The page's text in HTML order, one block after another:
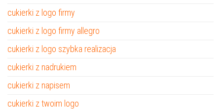
cukierki z logo firmy
cukierki z logo firmy allegro
cukierki z logo szybka realizacja
cukierki z nadrukiem
cukierki z napisem
cukierki z twoim logo